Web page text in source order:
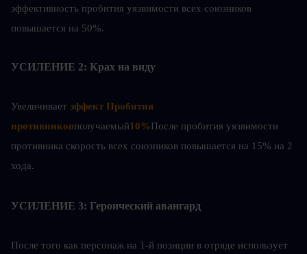
эффективность пробития уязвимости всех союзников
повышается на 50%.
УСИЛЕНИЕ 2: Крах на виду
Увеличивает эффект Пробития
противниковполучаемый10%После пробития уязвимости
противника скорость всех союзников повышается на 15% на 2
хода.
УСИЛЕНИЕ 3: Героический авангард
После того как персонаж на 1-й позиции в отряде использует